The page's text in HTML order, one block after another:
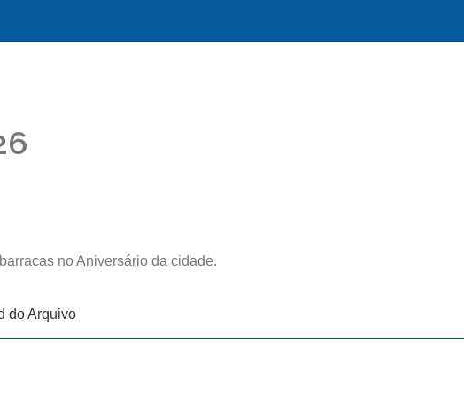
no Aniversário da cidade.
do Arquivo